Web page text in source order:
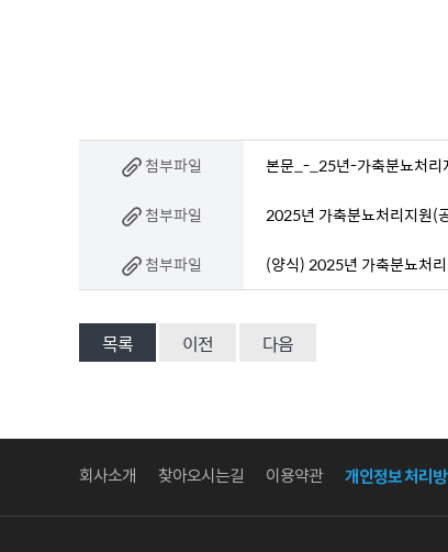
첨부파일 본문_-_25년-가축분뇨처
첨부파일 2025년 가축분뇨처리지원(
첨부파일 (양식) 2025년 가축분뇨처
목록 이전 다음
회사소개 찾아오시는길 이용약관 개인정보 처리